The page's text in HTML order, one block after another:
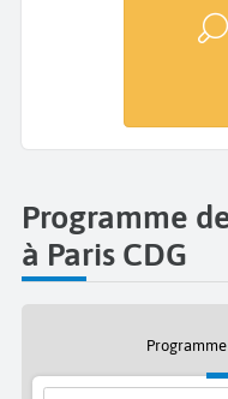
Programme
à Paris CDG